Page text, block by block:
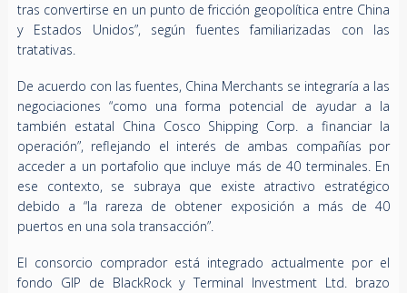
tras convertirse en un punto de fricción geopolítica entre China
y Estados Unidos”, según fuentes familiarizadas con las
tratativas.
De acuerdo con las fuentes, China Merchants se integraría a las
negociaciones “como una forma potencial de ayudar a la
también estatal China Cosco Shipping Corp. a financiar la
operación”, reflejando el interés de ambas compañías por
acceder a un portafolio que incluye más de 40 terminales. En
ese contexto, se subraya que existe atractivo estratégico
debido a “la rareza de obtener exposición a más de 40
puertos en una sola transacción”.
El consorcio comprador está integrado actualmente por el
fondo GIP de BlackRock y Terminal Investment Ltd. brazo